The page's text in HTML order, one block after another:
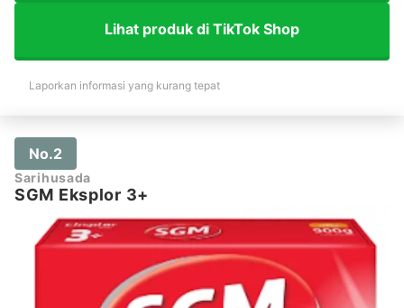
Lihat produk di TikTok Shop
Laporkan informasi yang kurang tepat
No.2
Sarihusada
SGM Eksplor 3+